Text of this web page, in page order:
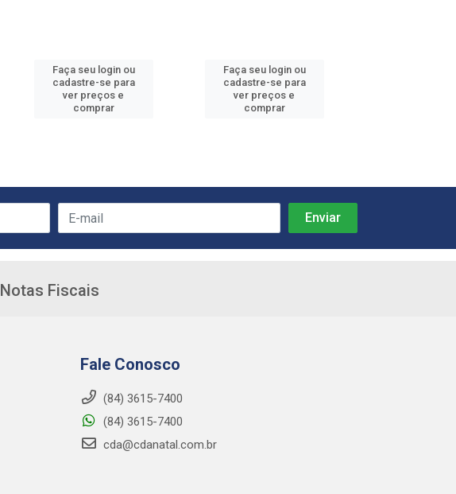
Faça seu login ou
cadastre-se para
ver preços e
comprar
Faça seu login ou
cadastre-se para
ver preços e
comprar
Notas Fiscais
Fale Conosco
(84) 3615-7400
(84) 3615-7400
cda@cdanatal.com.br